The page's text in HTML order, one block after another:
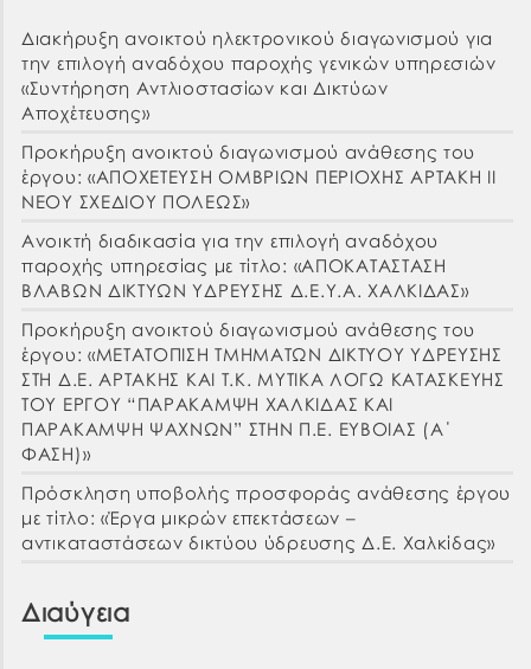
Διακήρυξη ανοικτού ηλεκτρονικού διαγωνισμού για
την επιλογή αναδόχου παροχής γενικών υπηρεσιών
«Συντήρηση Αντλιοστασίων και Δικτύων
Αποχέτευσης»
Προκήρυξη ανοικτού διαγωνισμού ανάθεσης του
έργου: «ΑΠΟΧΕΤΕΥΣΗ ΟΜΒΡΙΩΝ ΠΕΡΙΟΧΗΣ ΑΡΤΑΚΗ ΙΙ
ΝΕΟΥ ΣΧΕΔΙΟΥ ΠΟΛΕΩΣ»
Ανοικτή διαδικασία για την επιλογή αναδόχου
παροχής υπηρεσίας με τίτλο: «ΑΠΟΚΑΤΑΣΤΑΣΗ
ΒΛΑΒΩΝ ΔΙΚΤΥΩΝ ΥΔΡΕΥΣΗΣ Δ.Ε.Υ.Α. ΧΑΛΚΙΔΑΣ»
Προκήρυξη ανοικτού διαγωνισμού ανάθεσης του
έργου: «ΜΕΤΑΤΟΠΙΣΗ ΤΜΗΜΑΤΩΝ ΔΙΚΤΥΟΥ ΥΔΡΕΥΣΗΣ
ΣΤΗ Δ.Ε. ΑΡΤΑΚΗΣ ΚΑΙ Τ.Κ. ΜΥΤΙΚΑ ΛΟΓΩ ΚΑΤΑΣΚΕΥΗΣ
ΤΟΥ ΕΡΓΟΥ “ΠΑΡΑΚΑΜΨΗ ΧΑΛΚΙΔΑΣ ΚΑΙ
ΠΑΡΑΚΑΜΨΗ ΨΑΧΝΩΝ” ΣΤΗΝ Π.Ε. ΕΥΒΟΙΑΣ (Α΄
ΦΑΣΗ)»
Πρόσκληση υποβολής προσφοράς ανάθεσης έργου
με τίτλο: «Έργα μικρών επεκτάσεων –
αντικαταστάσεων δικτύου ύδρευσης Δ.Ε. Χαλκίδας»
Διαύγεια